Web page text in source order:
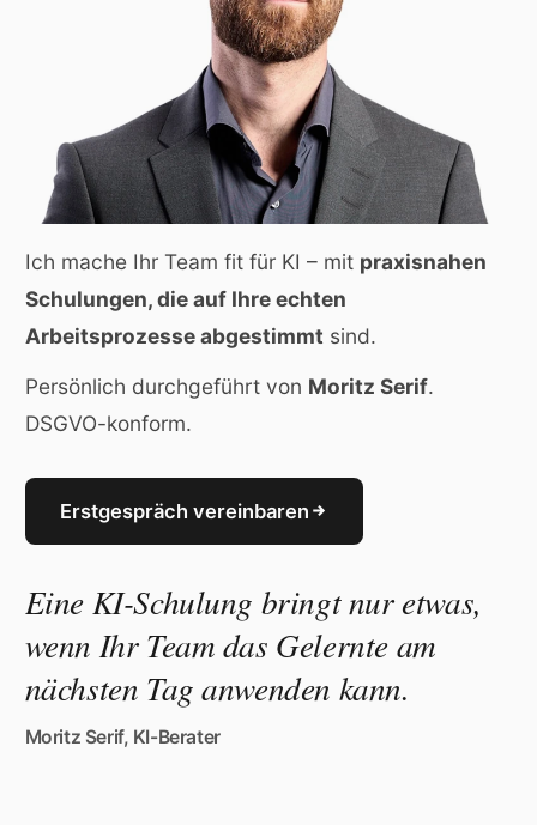
Ich mache Ihr Team fit für KI – mit praxisnahen
Schulungen, die auf Ihre echten
Arbeitsprozesse abgestimmt sind.
Persönlich durchgeführt von Moritz Serif.
DSGVO-konform.
Erstgespräch vereinbaren
Eine KI-Schulung bringt nur etwas,
wenn Ihr Team das Gelernte am
nächsten Tag anwenden kann.
Moritz Serif, KI-Berater